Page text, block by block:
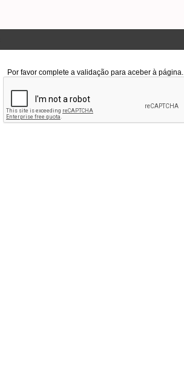
Por favor complete a validação para aceber à página.